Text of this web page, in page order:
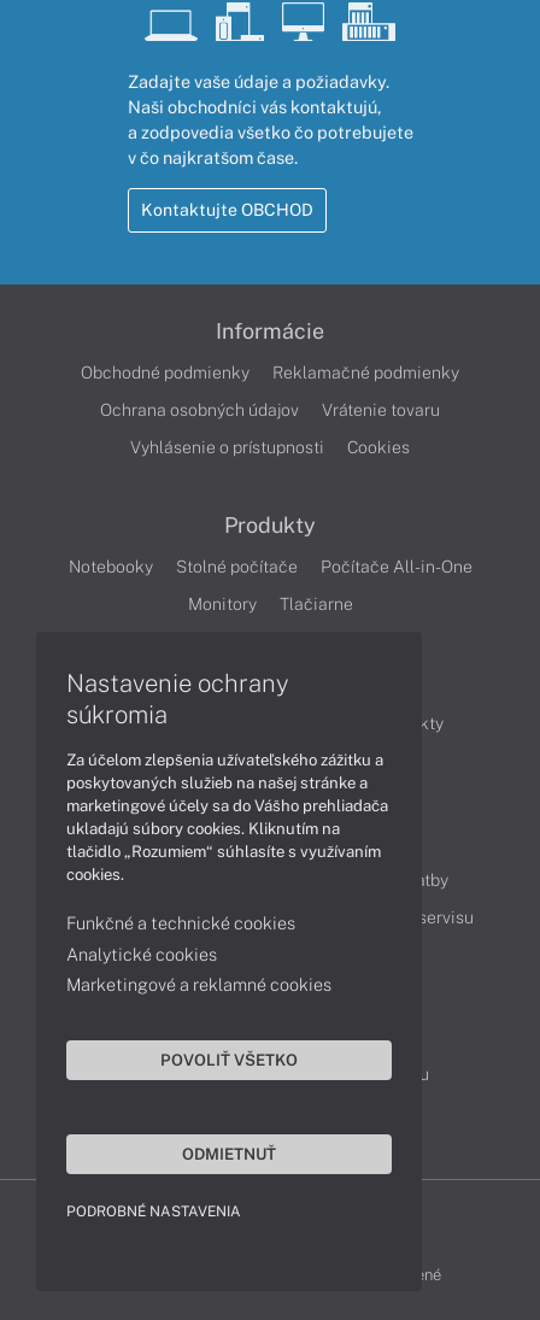
Zadajte vaše údaje a požiadavky.
Naši obchodníci vás kontaktujú,
a zodpovedia všetko čo potrebujete
v čo najkratšom čase.
Kontaktujte OBCHOD
Informácie
Obchodné podmienky
Reklamačné podmienky
Ochrana osobných údajov
Vrátenie tovaru
Vyhlásenie o prístupnosti
Cookies
Produkty
Notebooky Stolné počítače
Počítače All-in-One
Monitory
Tlačiarne
Články
Obchodné informácie
Produkty
Technológie
Videá
Obsah
Ako nakupovať
Možnosti doručenia a platby
Podpora a servis
Servisné služby Cenník servisu
Kontakty
043 4224 771
Obchodné oddelenie
Reklamácia tovaru
HP-SHOP © 2012 - 2026 Všetky práva vyhradené
Nastavenie ochrany
súkromia
Za účelom zlepšenia užívateľského zážitku a
poskytovaných služieb na našej stránke a
marketingové účely sa do Vášho prehliadača
ukladajú súbory cookies. Kliknutím na
tlačidlo „Rozumiem“ súhlasíte s využívaním
cookies.
Funkčné a technické cookies
Analytické cookies
Marketingové a reklamné cookies
POVOLIŤ VŠETKO
ODMIETNUŤ
PODROBNÉ NASTAVENIA